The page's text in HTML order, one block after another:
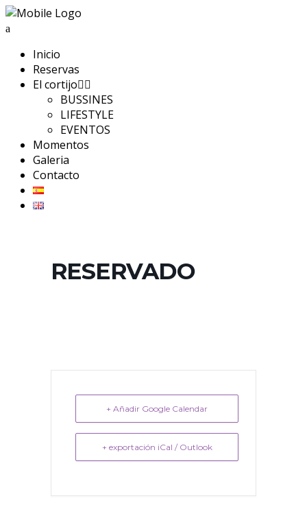
Inicio
Reservas
El cortijo
BUSSINES
LIFESTYLE
EVENTOS
Momentos
Galeria
Contacto
RESERVADO
+ Añadir Google Calendar
+ exportación iCal / Outlook